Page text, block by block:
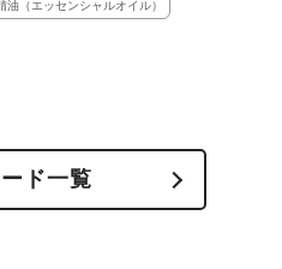
油（エッセンシャルオイル）
ド一覧